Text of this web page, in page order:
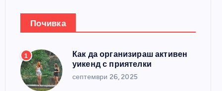
Почивка
1
Как да организираш активен
уикенд с приятелки
септември 26, 2025